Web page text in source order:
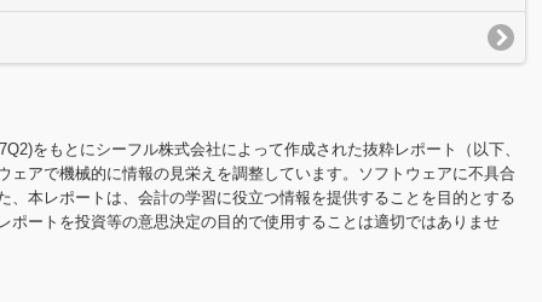
をもとにシーフル株式会社によって作成された抜粋レポート（以下、
アで機械的に情報の見栄えを調整しています。ソフトウェアに不具合
本レポートは、会計の学習に役立つ情報を提供することを目的とする
ートを投資等の意思決定の目的で使用することは適切ではありませ